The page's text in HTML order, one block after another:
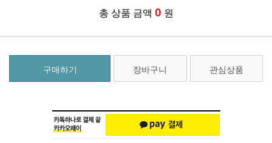
총 상품 금액 0 원
구매하기 장바구니 관심상품